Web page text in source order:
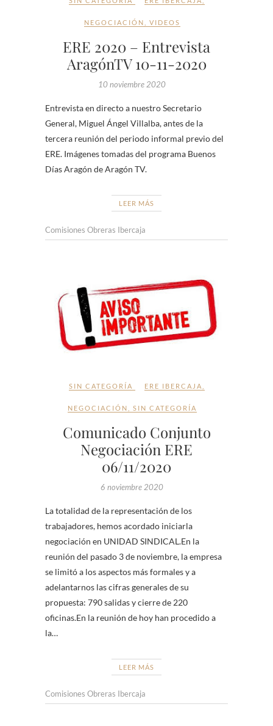
NEGOCIACIÓN VIDEOS
ERE 2020 – Entrevista
AragónTV 10-11-2020
10 noviembre 2020
Entrevista en directo a nuestro Secretario
General, Miguel Ángel Villalba, antes de la
tercera reunión del periodo informal previo del
ERE. Imágenes tomadas del programa Buenos
Días Aragón de Aragón TV.
LEER MÁS
Comisiones Obreras Ibercaja
SIN CATEGORÍA ERE IBERCAJA
NEGOCIACIÓN SIN CATEGORÍA
Comunicado Conjunto
Negociación ERE
06/11/2020
6 noviembre 2020
La totalidad de la representación de los
trabajadores, hemos acordado iniciarla
negociación en UNIDAD SINDICAL.En la
reunión del pasado 3 de noviembre, la empresa
se limitó a los aspectos más formales y a
adelantarnos las cifras generales de su
propuesta: 790 salidas y cierre de 220
oficinas.En la reunión de hoy han procedido a
la…
LEER MÁS
Comisiones Obreras Ibercaja